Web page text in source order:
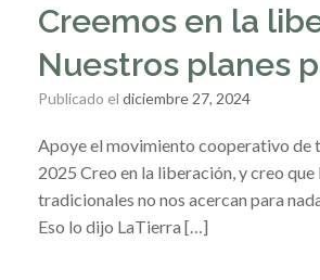
Creemos en la
Nuestros planes
Publicado el diciembre 27, 2024
Apoye el movimiento cooperativo de
2025 Creo en la liberación, y creo que
tradicionales no nos acercan para
Eso lo dijo LaTierra […]